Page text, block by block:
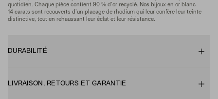
quotidien. Chaque pièce contient 90 % d’or recyclé. Nos bijoux en or blanc
14 carats sont recouverts d’un placage de rhodium qui leur confère leur teinte
distinctive, tout en rehaussant leur éclat et leur résistance.
DURABILITÉ
LIVRAISON, RETOURS ET GARANTIE